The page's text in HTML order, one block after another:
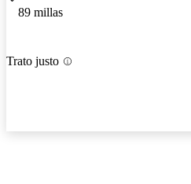
89 millas
Trato justo